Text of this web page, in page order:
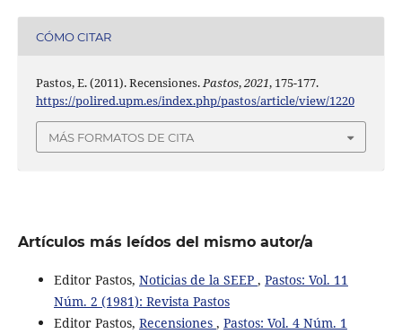
CÓMO CITAR
Pastos, E. (2011). Recensiones.Pastos,2021, 175-177.
https://polired.upm.es/index.php/pastos/article/view/1220
MÁS FORMATOS DE CITA
Artículos más leídos del mismo autor/a
Editor Pastos, Noticias de la SEEP , Pastos: Vol. 11
Núm. 2 (1981): Revista Pastos
Editor Pastos, Recensiones , Pastos: Vol. 4 Núm. 1